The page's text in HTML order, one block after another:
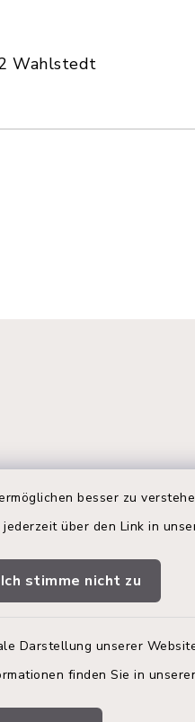
besser zu
über den Link in
Ich stimme nicht zu
Darstellung unserer
finden Sie in
Wahlstedt
Terminbuchung
Nutzen Sie bitte unser
Terminmanagement-
Online-Termin im